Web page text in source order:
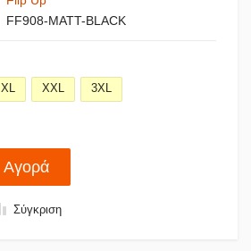
FF908-MATT-BLACK
XL XXL 3XL
Αγορά
Σύγκριση